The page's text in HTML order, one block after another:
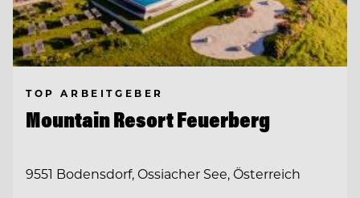
TOP ARBEITGEBER
Mountain Resort Feuerberg
9551 Bodensdorf, Ossiacher See, Österreich